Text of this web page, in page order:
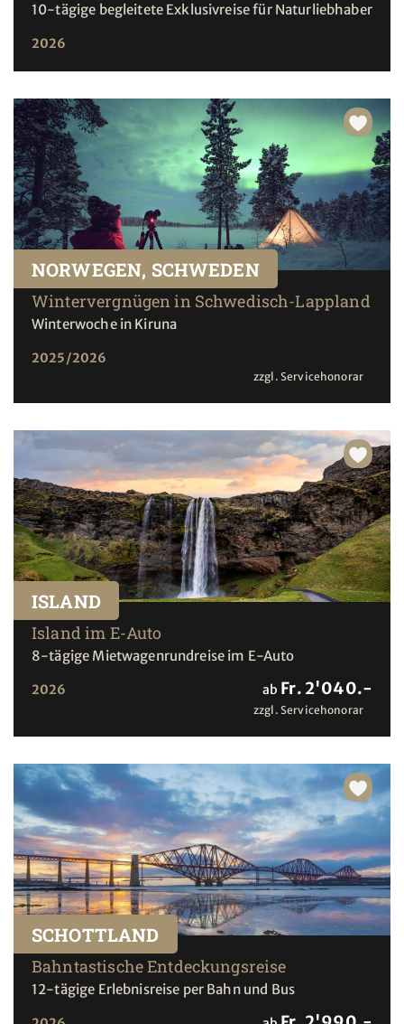
10-tägige begleitete Exklusivreise für Naturliebhaber
2026
NORWEGEN, SCHWEDEN
Wintervergnügen in Schwedisch-Lappland
Winterwoche in Kiruna
2025/2026
zzgl. Servicehonorar
ISLAND
Island im E-Auto
8-tägige Mietwagenrundreise im E-Auto
2026 ab Fr. 2'040.-
zzgl. Servicehonorar
SCHOTTLAND
Bahntastische Entdeckungsreise
12-tägige Erlebnisreise per Bahn und Bus